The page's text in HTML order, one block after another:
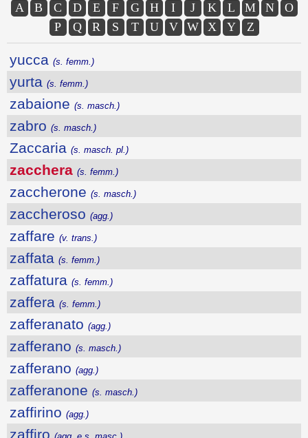
A B C D E F G H I J K L M N
O
P
Q R S T U V W X Y Z
yucca (s. femm.)
yurta (s. femm.)
zabaione (s. masch.)
zabro (s. masch.)
Zaccaria (s. masch. pl.)
zacchera (s. femm.)
zaccherone (s. masch.)
zaccheroso (agg.)
zaffare (v. trans.)
zaffata (s. femm.)
zaffatura (s. femm.)
zaffera (s. femm.)
zafferanato (agg.)
zafferano (s. masch.)
zafferano (agg.)
zafferanone (s. masch.)
zaffirino (agg.)
zaffiro